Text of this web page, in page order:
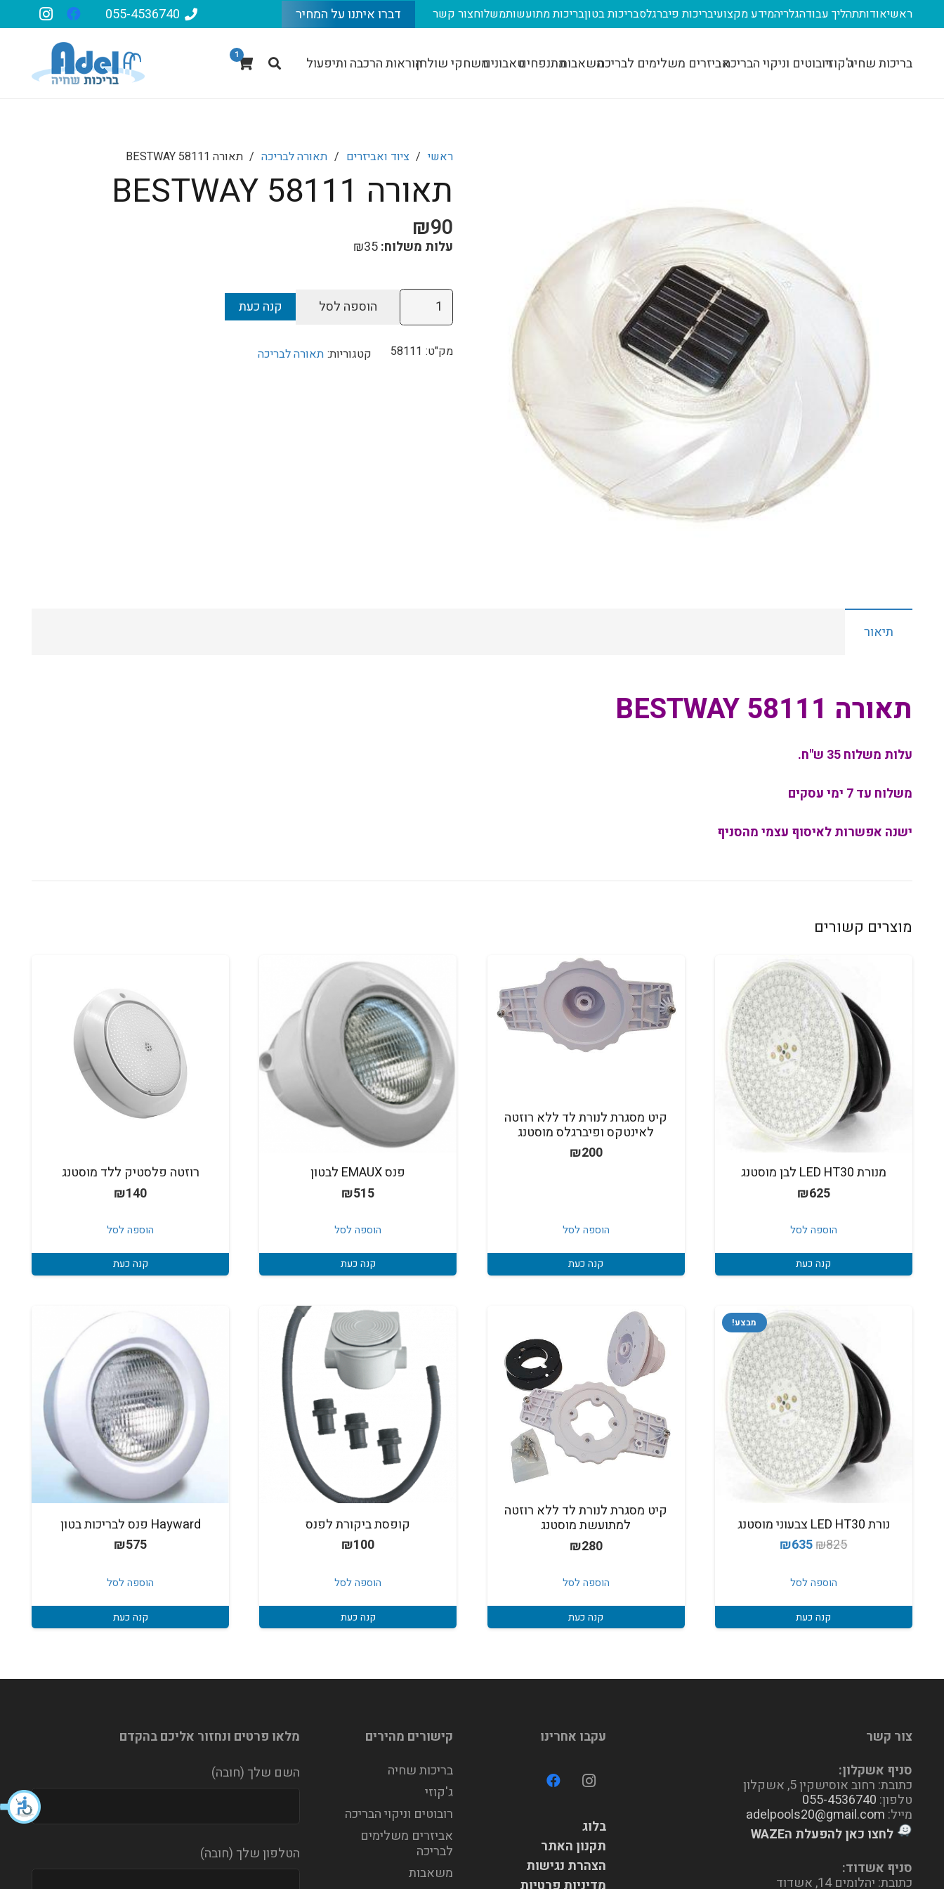
ראשיאודותתהליך עבודהגלריהמידע מקצועיבריכות פיברגלסבריכות בטוןבריכות מתועשותמשלוחצור קשר דברו איתנו על המחיר 055-4536740
בריכות שחיהג'קוזירובוטים וניקוי הבריכהאביזרים משלימים לבריכהמשאבותמתנפחיםטאבוניםמשחקי שולחןהוראות הרכבה ותיפעול 1
ראשי / ציוד ואביזרים / תאורה לבריכה / תאורה BESTWAY 58111
תאורה BESTWAY 58111
₪90
עלות משלוח: ₪35
כמות
של
BESTWAY
הוספה לסל קנה כעת
מק"ט: 58111 קטגוריות: תאורה לבריכה
תיאור
תאורה BESTWAY 58111
עלות משלוח 35 ש"ח.
משלוח עד 7 ימי עסקים
ישנה אפשרות לאיסוף עצמי מהסניף
מוצרים קשורים
מנורת LED HT30 לבן מוסטנג
₪625
הוספה לסל
קנה כעת
קיט מסגרת לנורת לד ללא רוזטה
לאינטקס ופיברגלס מוסטנג
₪200
הוספה לסל
קנה כעת
פנס EMAUX לבטון
₪515
הוספה לסל
קנה כעת
רוזטה פלסטיק ללד מוסטנג
₪140
הוספה לסל
קנה כעת
מבצע!
נורת LED HT30 צבעוני מוסטנג
₪825
המחיר
היה:
₪825.
₪635
המחיר
₪635.
הוספה לסל
קנה כעת
קיט מסגרת לנורת לד ללא רוזטה
למתועשת מוסטנג
₪280
הוספה לסל
קנה כעת
קופסת ביקורת לפנס
₪100
הוספה לסל
קנה כעת
Hayward פנס לבריכות בטון
₪575
הוספה לסל
קנה כעת
צור קשר
סניף אשקלון:
כתובת: רחוב אוסישקין 5, אשקלון
טלפון: 055-4536740
מייל: adelpools20@gmail.com
לחצו כאן להפעלת הWAZE
סניף אשדוד:
כתובת: יהלומים 14, אשדוד
עקבו אחרינו
בלוג
תקנון האתר
הצהרת נגישות
קישורים מהירים
בריכות שחיה
ג'קוזי
רובוטים וניקוי הבריכה
אביזרים משלימים
לבריכה
משאבות
מלאו פרטים ונחזור אליכם בהקדם
השם שלך (חובה)
הטלפון שלך (חובה)